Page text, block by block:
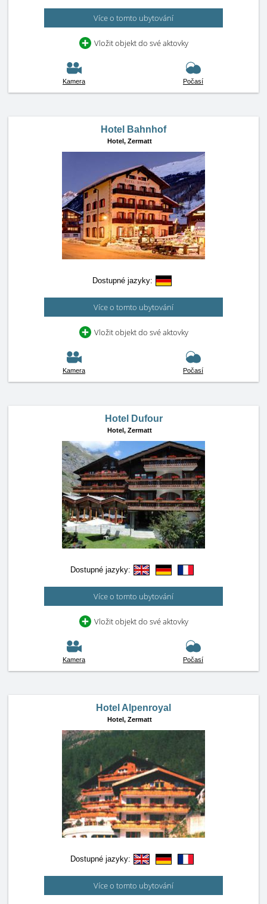
Více o tomto ubytování
Vložit objekt do své aktovky
Kamera Počasí
Hotel Bahnhof
Hotel, Zermatt
Dostupné jazyky:
Více o tomto ubytování
Vložit objekt do své aktovky
Kamera Počasí
Hotel Dufour
Hotel, Zermatt
Dostupné jazyky:
Více o tomto ubytování
Vložit objekt do své aktovky
Kamera Počasí
Hotel Alpenroyal
Hotel, Zermatt
Dostupné jazyky:
Více o tomto ubytování